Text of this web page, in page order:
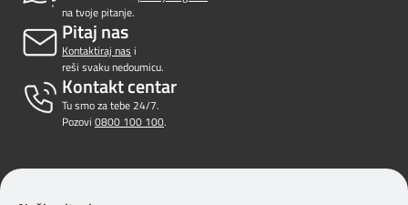
na tvoje pitanje.
Pitaj nas
Kontaktiraj nas i
reši svaku nedoumicu.
Kontakt centar
Tu smo za tebe 24/7.
Pozovi 0800 100 100.